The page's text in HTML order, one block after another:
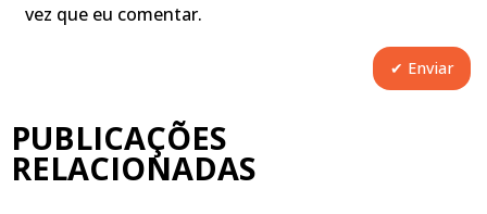
vez que eu comentar.
PUBLICAÇÕES
RELACIONADAS